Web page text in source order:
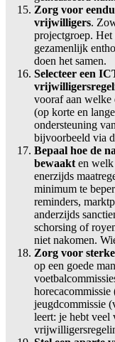
Zorg voor
vrijwilligers.
projectgroep. Het
gezamenlijk
doen het samen.
Selecteer een
vooraf aan welke
(op korte en
ondersteuning
bijvoorbeeld via
Bepaal hoe de
bewaakten welk
enerzijds
minimum te
reminders,
anderzijds
schorsing of
niet nakomen.
Zorg voor sterke
op een goede
jeugdcommissie
leert: je hebt